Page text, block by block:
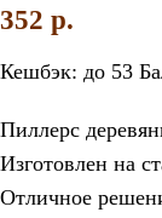
352 p.
Кешбэк: до 53
Пиллерс
Изготовлен на
Отличное